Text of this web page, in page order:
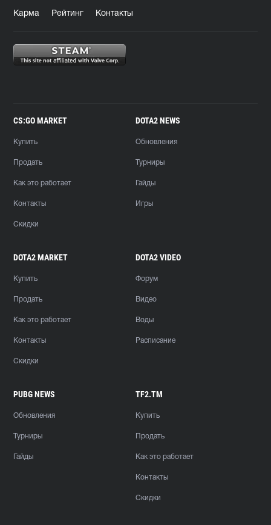
Карма Рейтинг Контакты
CS:GO MARKET
Купить
Продать
Как это работает
Контакты
Скидки
DOTA2 NEWS
Обновления
Турниры
Гайды
Игры
DOTA2 MARKET
Купить
Продать
Как это работает
Контакты
Скидки
DOTA2 VIDEO
Форум
Видео
Воды
Расписание
PUBG NEWS
Обновления
Турниры
Гайды
TF2.TM
Купить
Продать
Как это работает
Контакты
Скидки